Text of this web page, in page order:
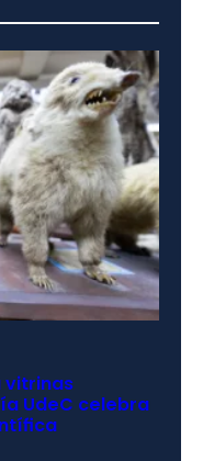
vitrinas
UdeC celebra